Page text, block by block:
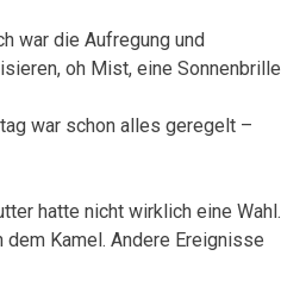
war die Aufregung und
oh Mist, eine Sonnenbrille
war schon alles geregelt –
hatte nicht wirklich eine Wahl.
Kamel. Andere Ereignisse